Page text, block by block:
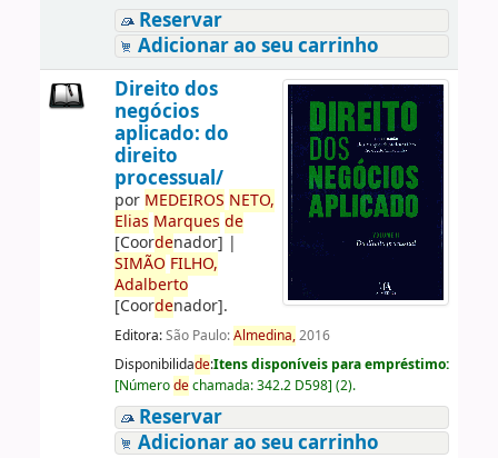
Reservar
Adicionar ao seu carrinho
Direito dos
negócios
aplicado: do
direito
processual/
por MEDEIROS NETO,
Elias Marques de
[Coordenador] |
SIMÃO FILHO,
Adalberto
[Coordenador].
Editora:São Paulo:Almedina,2016
Disponibilidade:Itens disponíveis para empréstimo:
[Númerodechamada:342.2 D598] (2).
Reservar
Adicionar ao seu carrinho